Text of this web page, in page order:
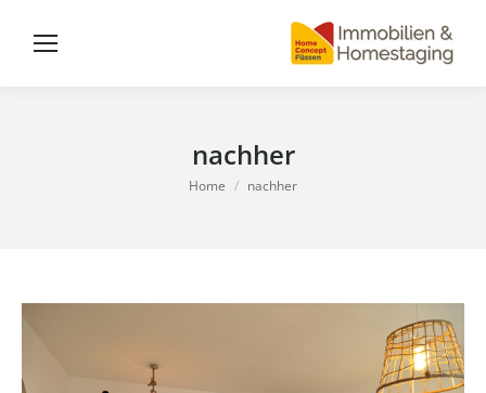
nachher
You are here:
Home nachher